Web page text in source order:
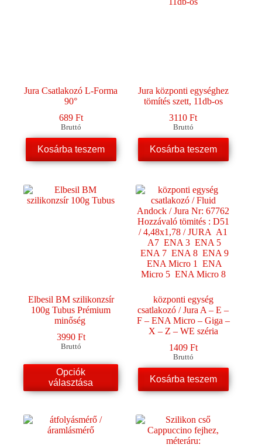
Jura Csatlakozó L-Forma
90°
689 Ft
Bruttó
Kosárba teszem
Jura központi egységhez
tömítés szett, 11db-os
3110Ft
Bruttó
Kosárba teszem
Elbesil BM szilikonzsír
100g Tubus Prémium
minőség
3990 Ft
Bruttó
Opciók
választása
Ennek
a
terméknek
van.
A
központi egység
csatlakozó / Jura A – E –
F – ENA Micro – Giga –
X – Z – WE széria
1409 Ft
Bruttó
Kosárba teszem